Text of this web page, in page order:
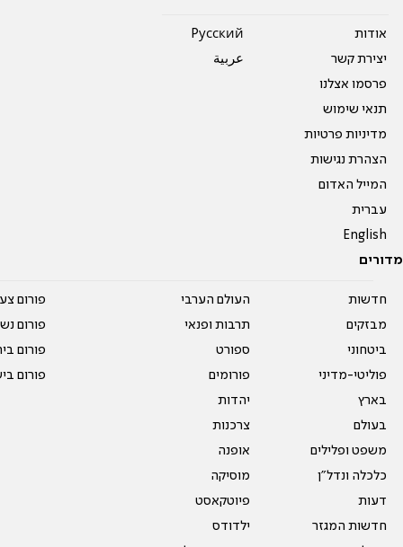
אודות
יצירת קשר
פרסמו אצלנו
תנאי שימוש
מדיניות פרטיות
הצהרת נגישות
המייל האדום
עברית
English
Pусский
عربية
מדורים
חדשות
מבזקים
ביטחוני
פוליטי-מדיני
בארץ
בעולם
משפט ופלילים
כלכלה ונדל"ן
דעות
חדשות המגזר
העולם הערבי
תרבות ופנאי
ספורט
פורומים
יהדות
צרכנות
אופנה
מוסיקה
פיוטקאסט
ילדודס
פורום
פורום
פורום
פורום